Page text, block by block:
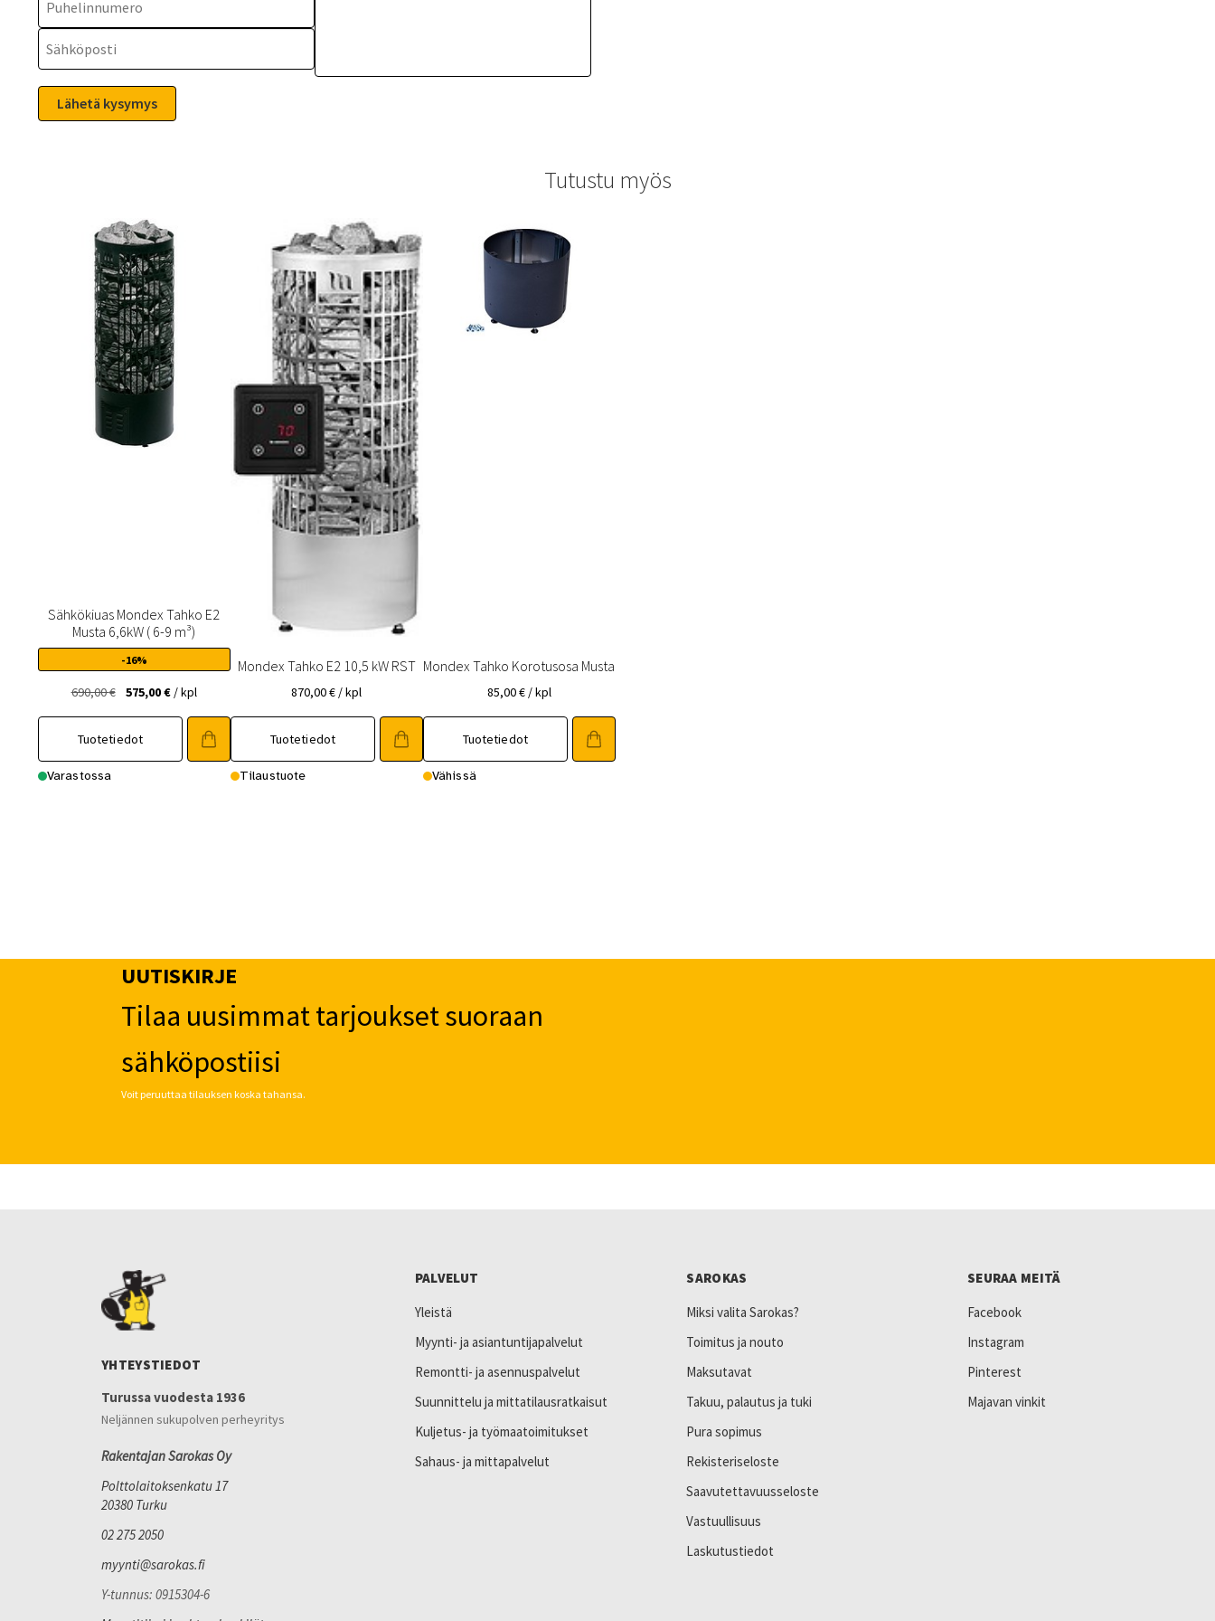
Tutustu myös
Sähkökiuas Mondex Tahko E2
Musta 6,6kW ( 6-9 m³)
-16%
690,00€
Alkuperäinen
oli:
575,00€Nykyinen
575,00 €.
/ kpl
Tuotetiedot
Varastossa
Mondex Tahko E2 10,5 kW RST
870,00€ / kpl
Tuotetiedot
Tilaustuote
Mondex Tahko Korotusosa Musta
85,00€ / kpl
Tuotetiedot
Vähissä
UUTISKIRJE
Tilaa uusimmat tarjoukset suoraan
sähköpostiisi
Voit peruuttaa tilauksen koska tahansa.
YHTEYSTIEDOT
Turussa vuodesta 1936
Neljännen sukupolven perheyritys
Rakentajan Sarokas Oy
Polttolaitoksenkatu 17
20380 Turku
02 275 2050
myynti@sarokas.fi
Y-tunnus: 0915304-6
PALVELUT
Yleistä
Myynti- ja asiantuntijapalvelut
Remontti- ja asennuspalvelut
Suunnittelu ja mittatilausratkaisut
Kuljetus- ja työmaatoimitukset
Sahaus- ja mittapalvelut
SAROKAS
Miksi valita Sarokas?
Toimitus ja nouto
Maksutavat
Takuu, palautus ja tuki
Pura sopimus
Rekisteriseloste
Saavutettavuusseloste
Vastuullisuus
Laskutustiedot
SEURAA MEITÄ
Facebook
Instagram
Pinterest
Majavan vinkit